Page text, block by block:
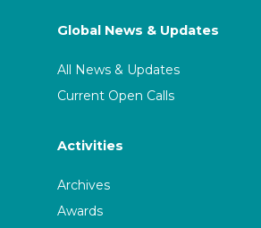
Global News & Updates
All News & Updates
Current Open Calls
Activities
Archives
Awards